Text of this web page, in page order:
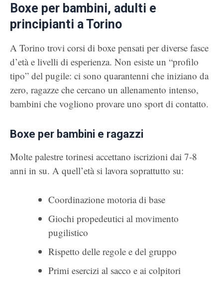
Boxe per bambini, adulti e
principianti a Torino
A Torino trovi corsi di boxe pensati per diverse fasce
d’età e livelli di esperienza. Non esiste un “profilo
tipo” del pugile: ci sono quarantenni che iniziano da
zero, ragazze che cercano un allenamento intenso,
bambini che vogliono provare uno sport di contatto.
Boxe per bambini e ragazzi
Molte palestre torinesi accettano iscrizioni dai 7-8
anni in su. A quell’età si lavora soprattutto su:
Coordinazione motoria di base
Giochi propedeutici al movimento
pugilistico
Rispetto delle regole e del gruppo
Primi esercizi al sacco e ai colpitori